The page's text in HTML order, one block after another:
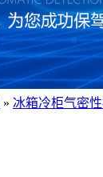
» 冰箱冷柜气密